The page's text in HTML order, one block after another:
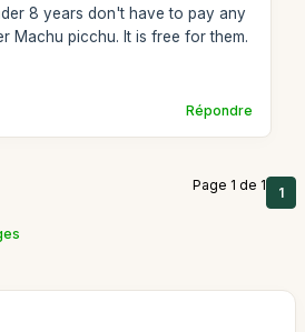
8 years don't have to pay any
Machu picchu. It is free for them.
Répondre
Page 1 de 1 1